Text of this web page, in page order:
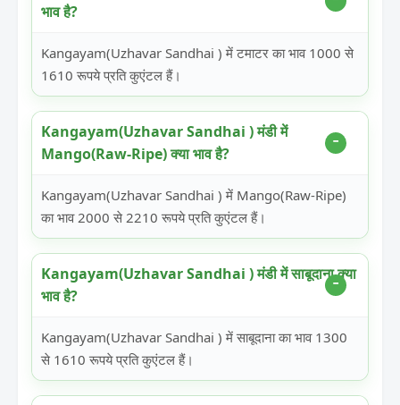
भाव है?
Kangayam(Uzhavar Sandhai ) में टमाटर का भाव 1000 से
1610 रूपये प्रति कुएंटल हैं।
Kangayam(Uzhavar Sandhai ) मंडी में
Mango(Raw-Ripe) क्या भाव है?
Kangayam(Uzhavar Sandhai ) में Mango(Raw-Ripe)
का भाव 2000 से 2210 रूपये प्रति कुएंटल हैं।
Kangayam(Uzhavar Sandhai ) मंडी में साबूदाना क्या
भाव है?
Kangayam(Uzhavar Sandhai ) में साबूदाना का भाव 1300
से 1610 रूपये प्रति कुएंटल हैं।